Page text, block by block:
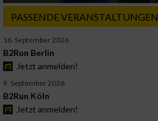
PASSENDE VERANSTALTUNGEN
16. September 2026
B2Run Berlin
Jetzt anmelden!
9. September 2026
B2Run Köln
Jetzt anmelden!